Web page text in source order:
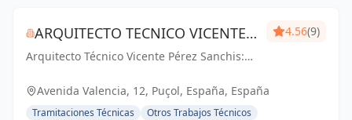
ARQUITECTO TECNICO VICENTE
PÉREZ SANCHIS
Arquitecto Técnico Vicente Pérez Sanchis:
transformando ideas en realidad.
4.56(9)
Avenida Valencia, 12, Puçol, España, España
Tramitaciones Técnicas
Otros Trabajos Técnicos